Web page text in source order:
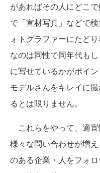
があればその人にどこ
で「宣材写真」などで
ォトグラファーにたど
なのは同性で同年代も
に写せているかがポイ
モデルさんをキレイに
るとは限りません。
これらをやって、適
様々な問い合わせが増
のある企業・人をフォ